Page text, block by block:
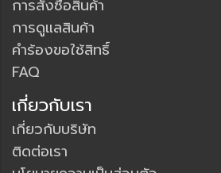
การสั่งซื้อสินค้า
การดูแลสินค้า
คำร้องขอใช้สิทธิ์
FAQ
เกี่ยวกับเรา
เกี่ยวกับบริษัท
ติดต่อเรา